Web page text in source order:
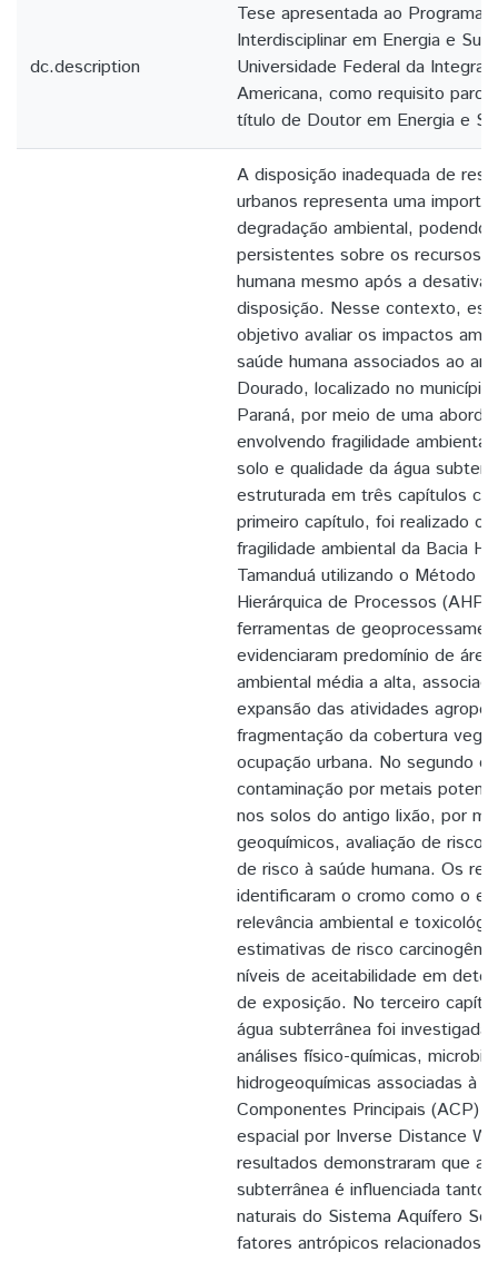
dc.description
Tese apresentada ao Programa
Interdisciplinar em Energia e
Universidade Federal da
Americana, como requisito
título de Doutor em Energia e
A disposição inadequada de
urbanos representa uma
degradação ambiental, podendo
persistentes sobre os recursos
humana mesmo após a
disposição. Nesse contexto,
objetivo avaliar os impactos
saúde humana associados ao
Dourado, localizado no
Paraná, por meio de uma
envolvendo fragilidade
solo e qualidade da água
estruturada em três capítulos
primeiro capítulo, foi realizado o
fragilidade ambiental da Bacia
Tamanduá utilizando o Método
Hierárquica de Processos (AHP)
ferramentas de
evidenciaram predomínio de
ambiental média a alta,
expansão das atividades
fragmentação da cobertura
ocupação urbana. No segundo
contaminação por metais
nos solos do antigo lixão, por
geoquímicos, avaliação de risco
de risco à saúde humana. Os
identificaram o cromo como o
relevância ambiental e
estimativas de risco
níveis de aceitabilidade em
de exposição. No terceiro
água subterrânea foi investigada
análises físico-químicas,
hidrogeoquímicas associadas à
Componentes Principais (ACP)
espacial por Inverse Distance
resultados demonstraram que a
subterrânea é influenciada tanto
naturais do Sistema Aquífero
fatores antrópicos relacionados